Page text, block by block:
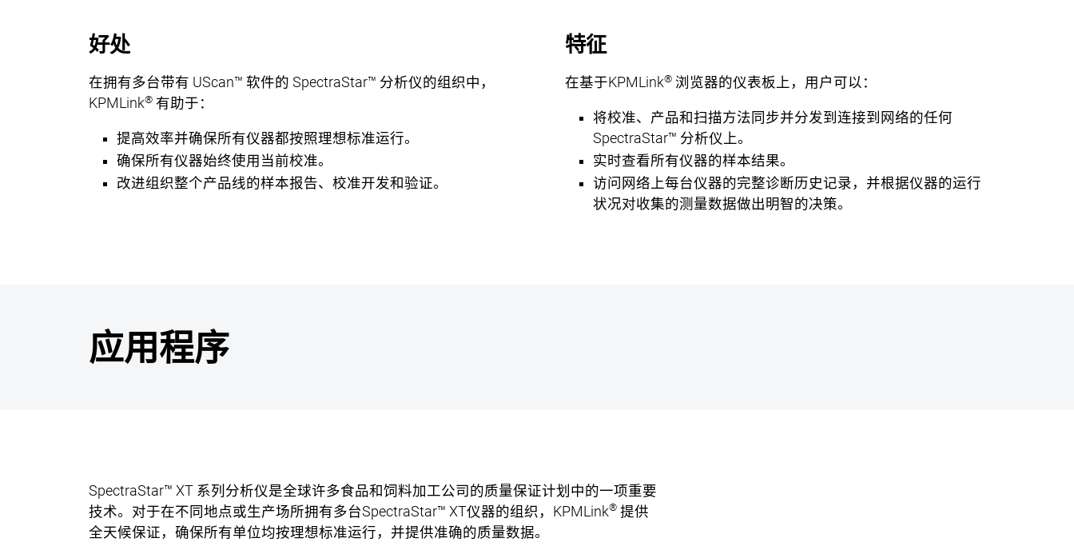
好处
在拥有多台带有 UScan™ 软件的 SpectraStar™ 分析仪的组织中，
KPMLink® 有助于：
提高效率并确保所有仪器都按照理想标准运行。
确保所有仪器始终使用当前校准。
改进组织整个产品线的样本报告、校准开发和验证。
特征
在基于KPMLink® 浏览器的仪表板上，用户可以：
将校准、产品和扫描方法同步并分发到连接到网络的任何
SpectraStar™ 分析仪上。
实时查看所有仪器的样本结果。
访问网络上每台仪器的完整诊断历史记录，并根据仪器的运行
状况对收集的测量数据做出明智的决策。
应用程序
SpectraStar™ XT 系列分析仪是全球许多食品和饲料加工公司的质量保证计划中的一项重要
技术。对于在不同地点或生产场所拥有多台SpectraStar™ XT仪器的组织，KPMLink® 提供
全天候保证，确保所有单位均按理想标准运行，并提供准确的质量数据。